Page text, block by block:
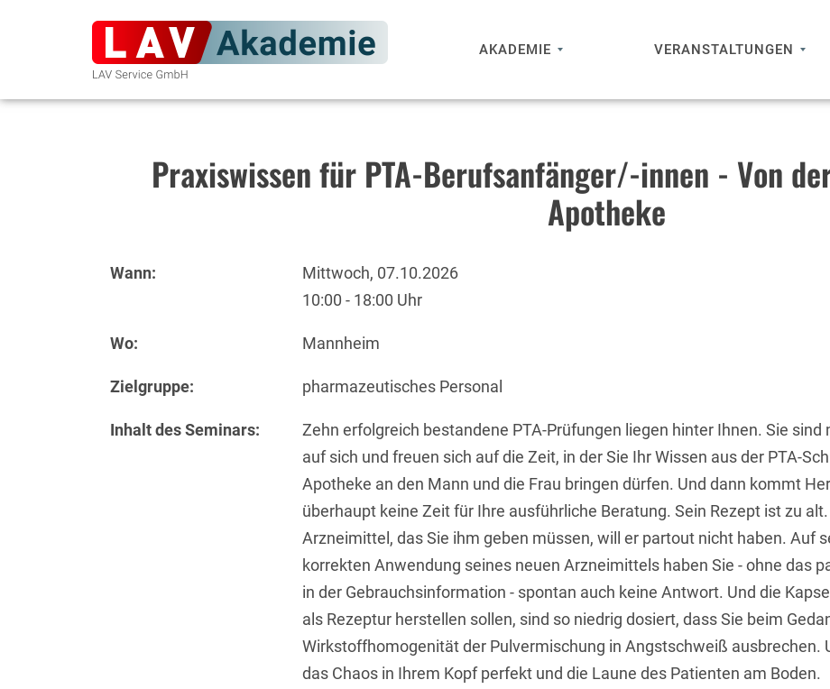
AKADEMIE VERANSTALTUNGEN
Praxiswissen für PTA-Berufsanfänger/-innen - Von
Apotheke
Wann:
Mittwoch, 07.10.2026
10:00 - 18:00 Uhr
Wo: Mannheim
Zielgruppe: pharmazeutisches Personal
Inhalt des Seminars:
Zehn erfolgreich bestandene PTA-Prüfungen liegen hinter Ihnen. Sie sind
auf sich und freuen sich auf die Zeit, in der Sie Ihr Wissen aus der PTA-
Apotheke an den Mann und die Frau bringen dürfen. Und dann kommt
überhaupt keine Zeit für Ihre ausführliche Beratung. Sein Rezept ist zu
Arzneimittel, das Sie ihm geben müssen, will er partout nicht haben. Auf
korrekten Anwendung seines neuen Arzneimittels haben Sie - ohne das
in der Gebrauchsinformation - spontan auch keine Antwort. Und die
als Rezeptur herstellen sollen, sind so niedrig dosiert, dass Sie beim
Wirkstoffhomogenität der Pulvermischung in Angstschweiß ausbrechen.
das Chaos in Ihrem Kopf perfekt und die Laune des Patienten am Boden.